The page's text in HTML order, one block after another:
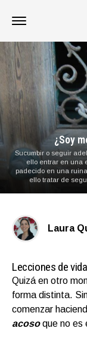
¿Soy
Sucumbir o seguir
ello entrar en una
padecido en una
ello tratar de
Laura
Lecciones de
Quizá en otro
forma distinta.
comenzar
acosoque no es